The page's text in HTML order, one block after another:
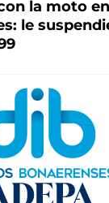
la moto
le